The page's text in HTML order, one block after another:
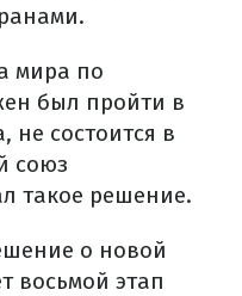
мира по
был пройти в
не состоится в
союз
такое решение.
о новой
восьмой этап